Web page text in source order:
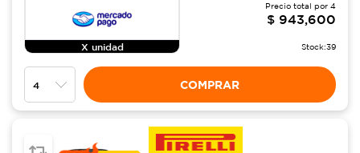
X unidad
Precio total por 4
$ 943,600
Stock:39
COMPRAR